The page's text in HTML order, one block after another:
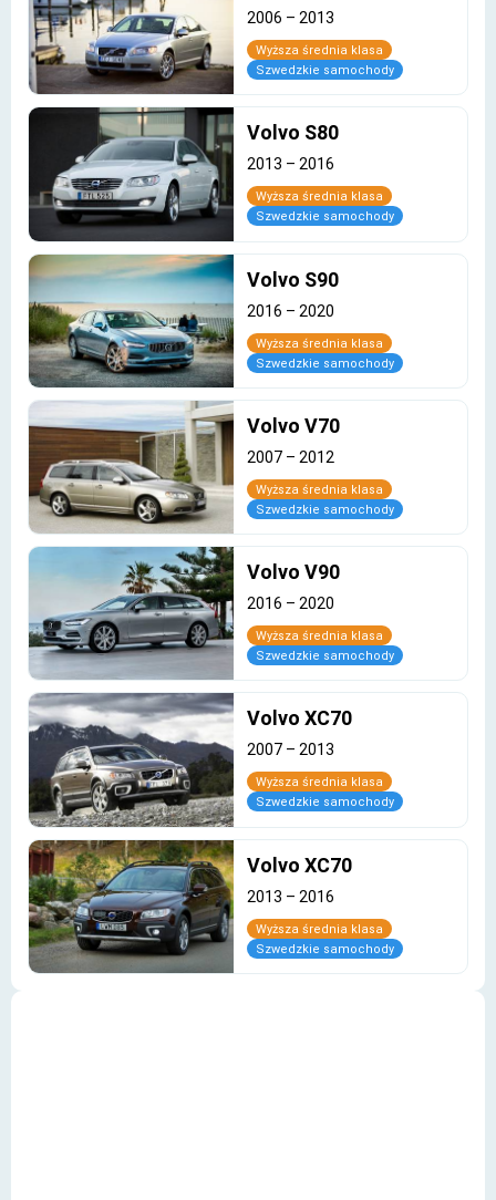
2006 – 2013
Wyższa średnia klasa
Szwedzkie samochody
Volvo S80
2013 – 2016
Wyższa średnia klasa
Szwedzkie samochody
Volvo S90
2016 – 2020
Wyższa średnia klasa
Szwedzkie samochody
Volvo V70
2007 – 2012
Wyższa średnia klasa
Szwedzkie samochody
Volvo V90
2016 – 2020
Wyższa średnia klasa
Szwedzkie samochody
Volvo XC70
2007 – 2013
Wyższa średnia klasa
Szwedzkie samochody
Volvo XC70
2013 – 2016
Wyższa średnia klasa
Szwedzkie samochody